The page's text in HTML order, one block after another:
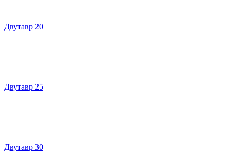
Двутавр 20
Двутавр 25
Двутавр 30